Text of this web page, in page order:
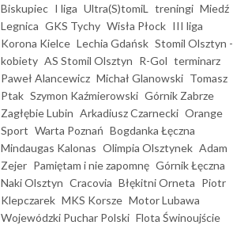
Biskupiec I liga Ultra(S)tomiL treningi Miedź
Legnica GKS Tychy Wisła Płock III liga
Korona Kielce Lechia Gdańsk Stomil Olsztyn -
kobiety AS Stomil Olsztyn R-Gol terminarz
Paweł Alancewicz Michał Glanowski Tomasz
Ptak Szymon Kaźmierowski Górnik Zabrze
Zagłębie Lubin Arkadiusz Czarnecki Orange
Sport Warta Poznań Bogdanka Łęczna
Mindaugas Kalonas Olimpia Olsztynek Adam
Zejer Pamiętam i nie zapomnę Górnik Łęczna
Naki Olsztyn Cracovia Błękitni Orneta Piotr
Klepczarek MKS Korsze Motor Lubawa
Wojewódzki Puchar Polski Flota Świnoujście